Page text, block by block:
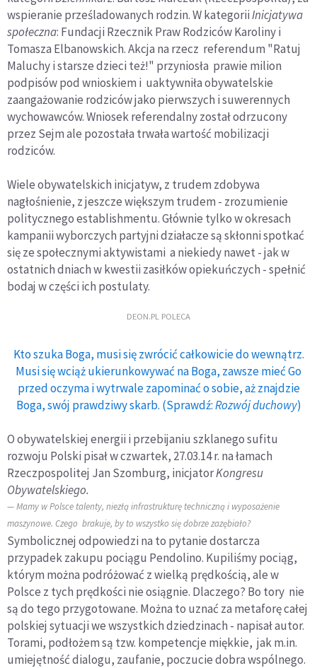
wspieranie prześladowanych rodzin. W kategoriiInicjatywa
społeczna: Fundacji Rzecznik Praw Rodziców Karoliny i
Tomasza Elbanowskich. Akcja na rzecz referendum "Ratuj
Maluchy i starsze dzieci też!" przyniosła prawie milion
podpisów pod wnioskiem i uaktywniła obywatelskie
zaangażowanie rodziców jako pierwszych i suwerennych
wychowawców. Wniosek referendalny został odrzucony
przez Sejm ale pozostała trwała wartość mobilizacji
rodziców.
Wiele obywatelskich inicjatyw, z trudem zdobywa
nagłośnienie, z jeszcze większym trudem - zrozumienie
politycznego establishmentu. Głównie tylko w okresach
kampanii wyborczych partyjni działacze są skłonni spotkać
się ze społecznymi aktywistami a niekiedy nawet - jak w
ostatnich dniach w kwestii zasiłków opiekuńczych - spełnić
bodaj w części ich postulaty.
DEON.PL POLECA
Kto szuka Boga, musi się zwrócić całkowicie do wewnątrz.
Musi się wciąż ukierunkowywać na Boga, zawsze mieć Go
przed oczyma i wytrwale zapominać o sobie, aż znajdzie
Boga, swój prawdziwy skarb. (Sprawdź:Rozwój duchowy)
O obywatelskiej energii i przebijaniu szklanego sufitu
rozwoju Polski pisał w czwartek, 27.03.14 r. na łamach
Rzeczpospolitej Jan Szomburg, inicjatorKongresu
Obywatelskiego.
Mamy w Polsce talenty, niezłą infrastrukturę techniczną i wyposażenie
maszynowe. Czego brakuje, by to wszystko się dobrze zazębiało?
Symbolicznej odpowiedzi na to pytanie dostarcza
przypadek zakupu pociągu Pendolino. Kupiliśmy pociąg,
którym można podróżować z wielką prędkością, ale w
Polsce z tych prędkości nie osiągnie. Dlaczego? Bo tory nie
są do tego przygotowane. Można to uznać za metaforę całej
polskiej sytuacji we wszystkich dziedzinach - napisał autor.
Torami, podłożem są tzw. kompetencje miękkie, jak m.in.
umiejętność dialogu, zaufanie, poczucie dobra wspólnego.